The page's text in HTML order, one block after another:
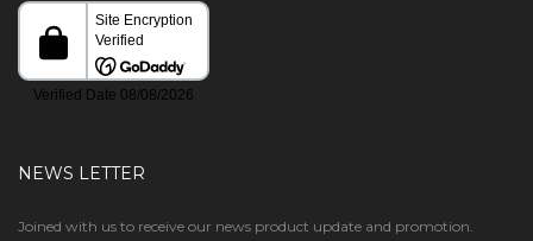
NEWS LETTER
Joined with us to receive our news product update and promotion.